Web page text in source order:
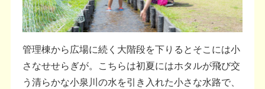
管理棟から広場に続く大階段を下りるとそこには小
さなせせらぎが。こちらは初夏にはホタルが飛び交
う清らかな小泉川の水を引き入れた小さな水路で、